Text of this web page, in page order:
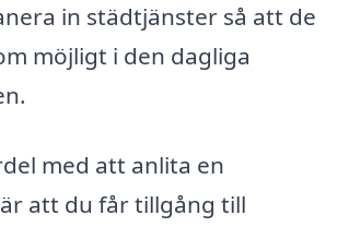
in städtjänster så att de
möjligt i den dagliga
med att anlita en
att du får tillgång till